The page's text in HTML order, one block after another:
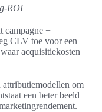
ROI
campagne −
CLV toe voor een
acquisitiekosten
om
een beter beeld